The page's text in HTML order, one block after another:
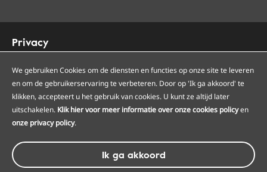
Privacy
Cookies
Toegankelijkheid
Sitemap
Onze Amplifon hoorcentra
Onze servicepunten
© Amplifon, 2026 - BTW BE0418975266
We gebruiken Cookies om de diensten en functies op onze site te leveren
en om de gebruikerservaring te verbeteren. Door op 'Ik ga akkoord' te
klikken, accepteert u het gebruik van cookies. U kunt ze altijd later
uitschakelen. Klik hier voor meer informatie over onze cookies policyen
onze privacy policy.
Ik ga akkoord